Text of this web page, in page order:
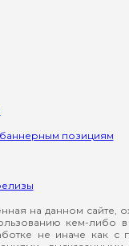
баннерным позициям
на данном сайте,
кем-либо
не иначе как с